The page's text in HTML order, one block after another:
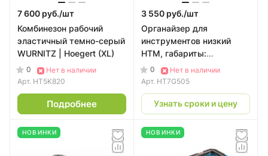
7 600 руб./шт
Комбинезон рабочий
эластичный темно-серый
WURNITZ | Hoegert (XL)
0
Нет в наличии
Арт. HT5K820
Подробнее
3 550 руб./шт
Органайзер для
инструментов низкий
HTM, габариты:
228х368х77 мм HT7G505
| HOEGERT
0
Нет в наличии
Арт. HT7G505
Узнать сроки и цену
НОВИНКИ НОВИНКИ